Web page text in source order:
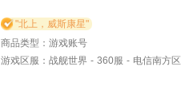
"北上，威斯康星"
商品类型：游戏账号
游戏区服：战舰世界 - 360服 - 电信南方区